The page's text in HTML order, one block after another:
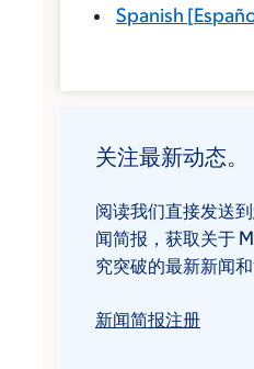
Spanish [
关注最新动态。
阅读我们直接发送
闻简报，获取关于
究突破的最新新闻和
新闻简报注册